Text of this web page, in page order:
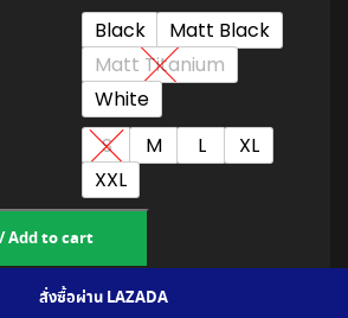
Black
Matt Black
Matt Titanium
White
S M L
XL
XXL
Add to cart
สั่งซื้อผ่าน SHOPEE
สั่งซื้อผ่าน LAZADA